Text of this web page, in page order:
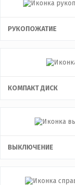
РУКОПОЖАТИЕ
КОМПАКТ ДИСК
ВЫКЛЮЧЕНИЕ